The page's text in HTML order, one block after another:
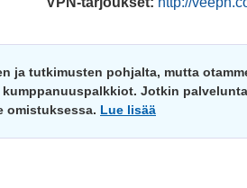
ja tutkimusten pohjalta, mutta
Jotkin
omistuksessa. Lue lisää